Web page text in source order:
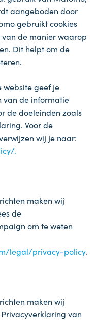
aangeboden door
gebruikt cookies
de manier waarop
Dit helpt om de
website geef je
van de informatie
de doeleinden zoals
Voor de
wij je naar:
.
maken wij
de
om te weten
legal/privacy-policy.
maken wij
van